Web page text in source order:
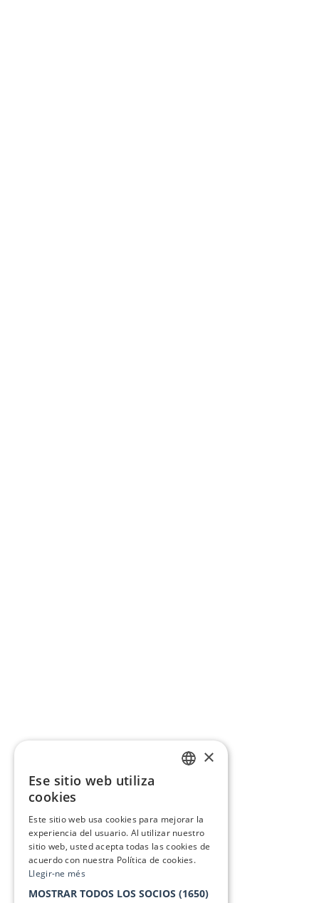
×
Ese sitio web utiliza
cookies
Este sitio web usa cookies para mejorar la
experiencia del usuario. Al utilizar nuestro
sitio web, usted acepta todas las cookies de
acuerdo con nuestra Política de cookies.
Llegir-ne més
MOSTRAR TODOS LOS SOCIOS (1650)